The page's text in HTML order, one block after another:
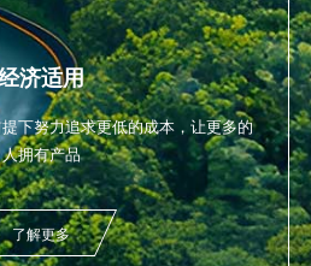
济适用
下努力追求更低的成本，让更多的
人拥有产品
了解更多